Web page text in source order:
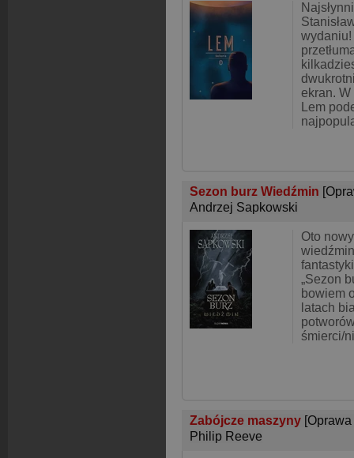
wydaniu!
ekran. W
Lem
Sezon burz Wiedźmin
Andrzej Sapkowski
Oto
„Sezon
bowiem
latach
śmierci/
Zabójcze maszyny
Philip Reeve